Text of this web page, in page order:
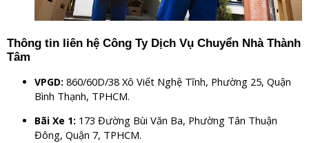
Thông tin liên hệ Công Ty Dịch Vụ Chuyển Nhà Thành
Tâm
VPGD: 860/60D/38 Xô Viết Nghệ Tĩnh, Phường 25, Quận
Bình Thạnh, TPHCM.
Bãi Xe 1: 173 Đường Bùi Văn Ba, Phường Tân Thuận
Đông, Quận 7, TPHCM.